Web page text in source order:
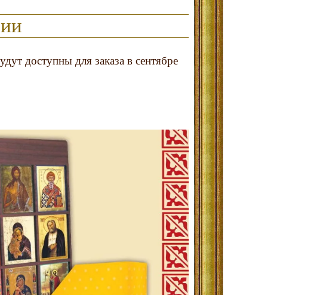
доступны для заказа в сентябре